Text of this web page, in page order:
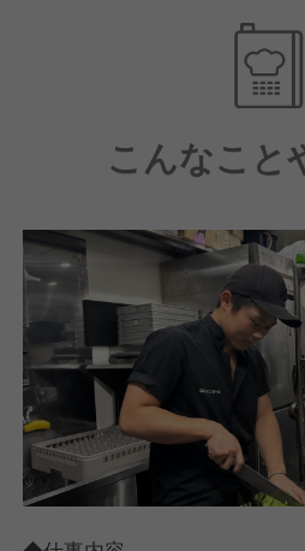
◎圧倒的な高待遇！しっかり
◎成長できるチャンスが豊富
◎自由な社風で働きやすさ抜
◆『スタンドバイミート 赤坂
◎こだわりの黒毛和牛のサム
A5ランクの極上和牛を5部位
自分好みの焼き加減で楽しめ
野菜やキムチなどと一緒に味
贅沢でボリューム満点の一品
◎本場の味！アジアン屋台料
タイ、ベトナム、韓国など、
豊富にご用意。
さらに、「セルフ式飲み放題
ル、エスニック料理に
こんなこと